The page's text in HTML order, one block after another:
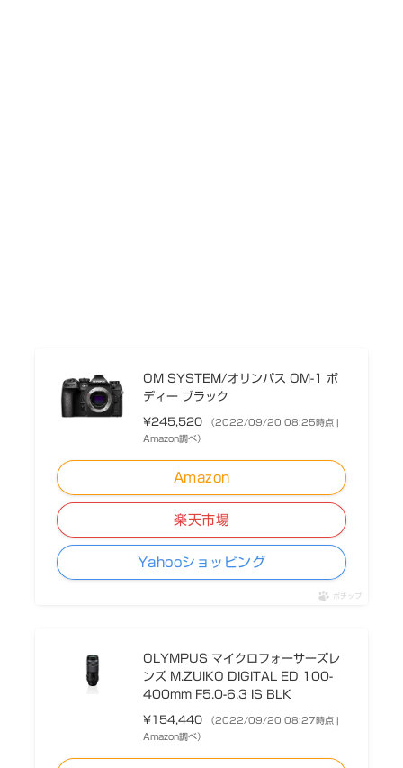
OM SYSTEM/オリンパス OM-1 ボ
ディー ブラック
¥245,520
（2022/09/20 08:25時点 |
Amazon調べ）
Amazon
楽天市場
Yahooショッピング
ポチップ
OLYMPUS マイクロフォーサーズレ
ンズ M.ZUIKO DIGITAL ED 100-
400mm F5.0-6.3 IS BLK
¥154,440
（2022/09/20 08:27時点 |
Amazon調べ）